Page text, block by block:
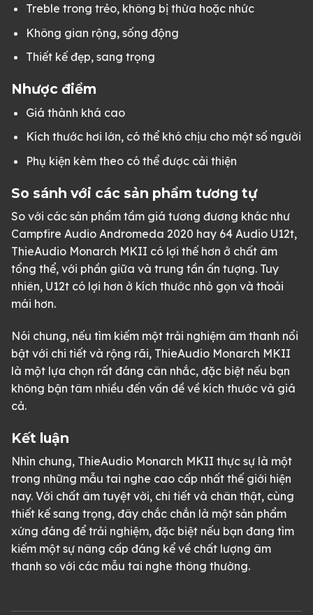
Treble trong trẻo, không bị thừa hoặc nhức
Không gian rộng, sống động
Thiết kế đẹp, sang trọng
Nhược điểm
Giá thành khá cao
Kích thước hơi lớn, có thể khó chịu cho một số người
Phụ kiện kèm theo có thể được cải thiện
So sánh với các sản phẩm tương tự
So với các sản phẩm tầm giá tương đương khác như
Campfire Audio Andromeda 2020 hay 64 Audio U12t,
ThieAudio Monarch MKII có lợi thế hơn ở chất âm
tổng thể, với phần giữa và trung tần ấn tượng. Tuy
nhiên, U12t có lợi hơn ở kích thước nhỏ gọn và thoải
mái hơn.
Nói chung, nếu tìm kiếm một trải nghiệm âm thanh nổi
bật với chi tiết và rộng rãi, ThieAudio Monarch MKII
là một lựa chọn rất đáng cân nhắc, đặc biệt nếu bạn
không bận tâm nhiều đến vấn đề về kích thước và giá
cả.
Kết luận
Nhìn chung, ThieAudio Monarch MKII thực sự là một
trong những mẫu tai nghe cao cấp nhất thế giới hiện
nay. Với chất âm tuyệt vời, chi tiết và chân thật, cùng
thiết kế sang trọng, đây chắc chắn là một sản phẩm
xứng đáng để trải nghiệm, đặc biệt nếu bạn đang tìm
kiếm một sự nâng cấp đáng kể về chất lượng âm
thanh so với các mẫu tai nghe thông thường.